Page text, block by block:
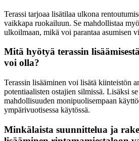
Terassi tarjoaa lisätilaa ulkona
vaikkapa ruokailuun. Se mahdollistaa
ulkoilmaan, mikä voi parantaa asumisen
Mitä hyötyä terassin
voi olla?
Terassin lisääminen voi lisätä kiinteistön
potentiaalisten ostajien silmissä. Lisäksi
mahdollisuuden monipuolisempaan
ympärivuotisessa käytössä.
Minkälaista suunnittelua ja